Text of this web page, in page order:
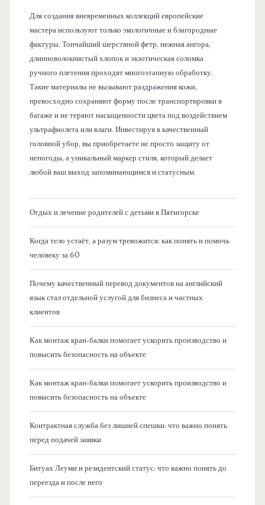
Для создания вневременных коллекций европейские
мастера используют только экологичные и благородные
фактуры. Тончайший шерстяной фетр, нежная ангора,
длинноволокнистый хлопок и экзотическая соломка
ручного плетения проходят многоэтапную обработку.
Такие материалы не вызывают раздражения кожи,
превосходно сохраняют форму после транспортировки в
багаже и не теряют насыщенности цвета под воздействием
ультрафиолета или влаги. Инвестируя в качественный
головной убор, вы приобретаете не просто защиту от
непогоды, а уникальный маркер стиля, который делает
любой ваш выход запоминающимся и статусным.
Отдых и лечение родителей с детьми в Пятигорске
Когда тело устаёт, а разум тревожится: как понять и помочь
человеку за 60
Почему качественный перевод документов на английский
язык стал отдельной услугой для бизнеса и частных
клиентов
Как монтаж кран-балки помогает ускорить производство и
повысить безопасность на объекте
Как монтаж кран-балки помогает ускорить производство и
повысить безопасность на объекте
Контрактная служба без лишней спешки: что важно понять
перед подачей заявки
Битуах Леуми и резидентский статус: что важно понять до
переезда и после него